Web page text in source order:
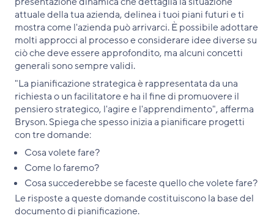
attuale della tua azienda, delinea i tuoi piani futuri e ti
mostra come l'azienda può arrivarci. È possibile adottare
molti approcci al processo e considerare idee diverse su
ciò che deve essere approfondito, ma alcuni concetti
generali sono sempre validi.
"La pianificazione strategica è rappresentata da una
richiesta o un facilitatore e ha il fine di promuovere il
pensiero strategico, l'agire e l'apprendimento", afferma
Bryson. Spiega che spesso inizia a pianificare progetti
con tre domande:
Cosa volete fare?
Come lo faremo?
Cosa succederebbe se faceste quello che volete fare?
Le risposte a queste domande costituiscono la base del
documento di pianificazione.